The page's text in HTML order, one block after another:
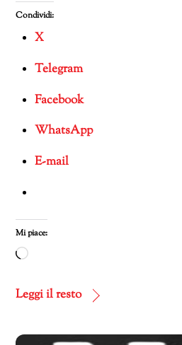
Condividi:
X
Telegram
Facebook
WhatsApp
E-mail
Mi piace:
Caricamento
corso…
Leggi il resto